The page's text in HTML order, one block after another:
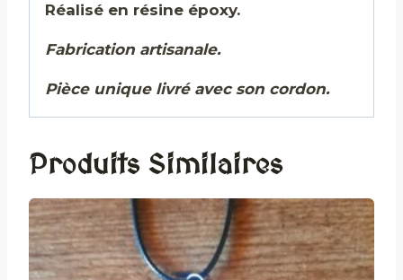
Réalisé en résine époxy.
Fabrication artisanale.
Pièce unique livré avec son cordon.
Produits Similaires